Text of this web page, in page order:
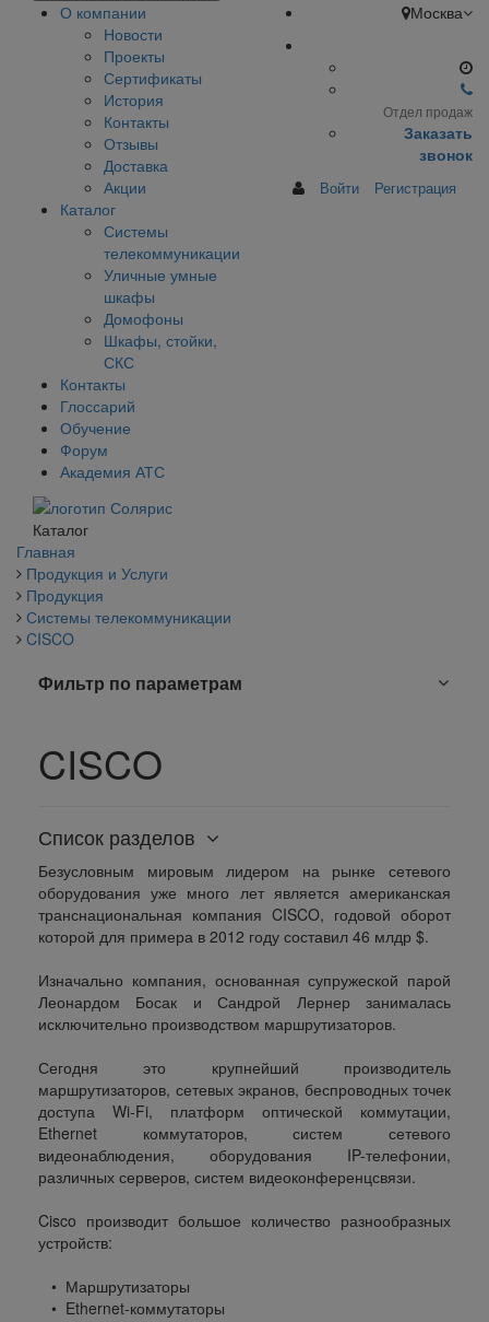
О компании
Новости
Проекты
Сертификаты
История
Контакты
Отзывы
Доставка
Акции
Каталог
Системы
телекоммуникации
Уличные умные
шкафы
Домофоны
Шкафы, стойки,
СКС
Контакты
Глоссарий
Обучение
Форум
Академия АТС
Москва
Отдел продаж
Заказать
звонок
Войти Регистрация
Каталог
Главная
Продукция и Услуги
Продукция
Системы телекоммуникации
CISCO
Фильтр по параметрам
CISCO
Список разделов
Безусловным мировым лидером на рынке сетевого
оборудования уже много лет является американская
транснациональная компания CISCO, годовой оборот
которой для примера в 2012 году составил 46 млдр $.
Изначально компания, основанная супружеской парой
Леонардом Босак и Сандрой Лернер занималась
исключительно производством маршрутизаторов.
Сегодня это крупнейший производитель
маршрутизаторов, сетевых экранов, беспроводных точек
доступа Wi-Fi, платформ оптической коммутации,
Ethernet коммутаторов, систем сетевого
видеонаблюдения, оборудования IP-телефонии,
различных серверов, систем видеоконференцсвязи.
Cisco производит большое количество разнообразных
устройств:
• Маршрутизаторы
• Ethernet-коммутаторы